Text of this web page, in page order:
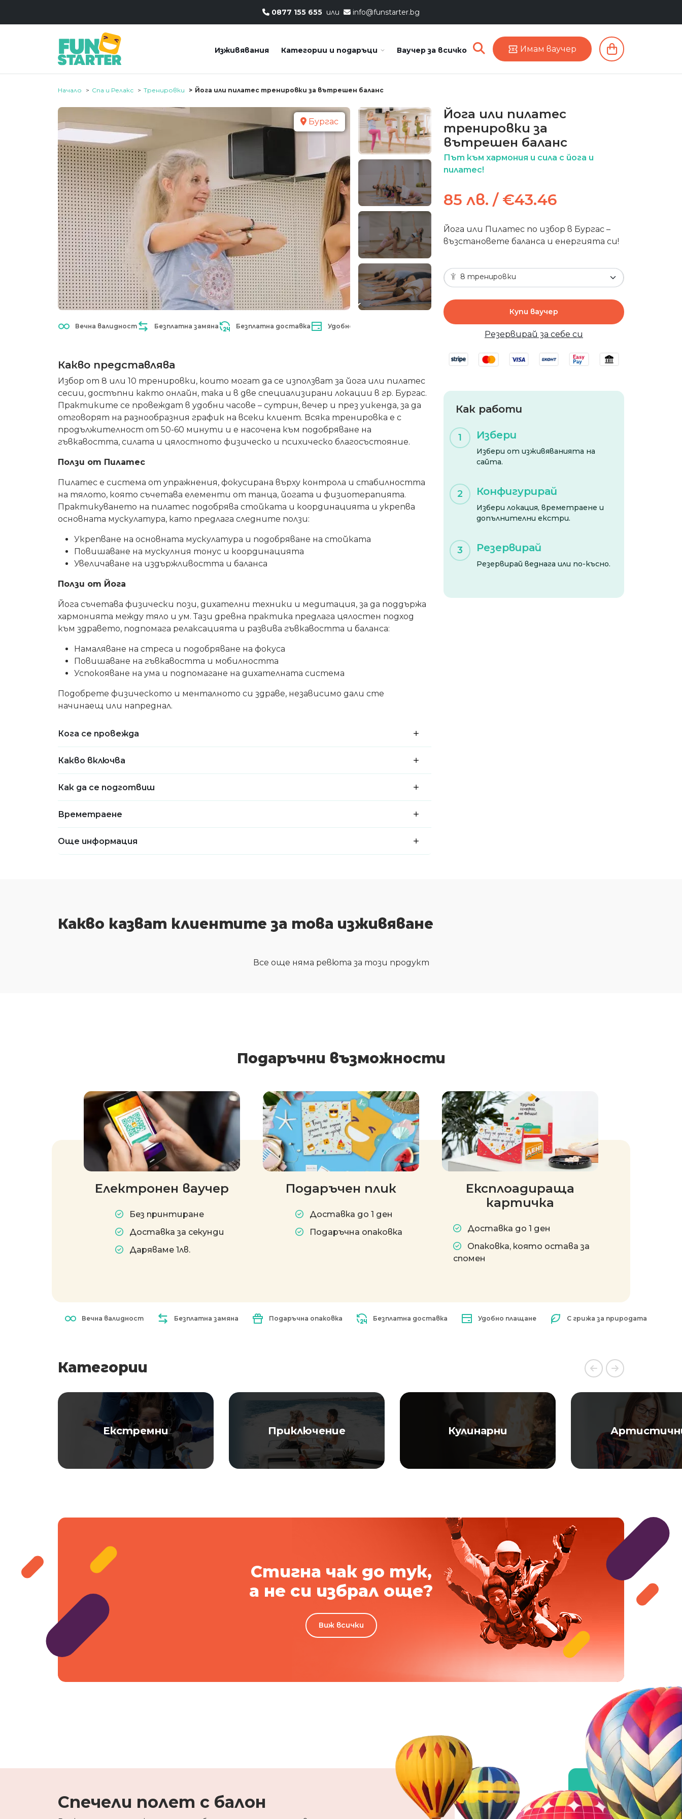
0877 155 655 или info@funstarter.bg
Изживявания Категории и подаръци Ваучер за всичко Имам ваучер
Начало Спа и Релакс Тренировки Йога или пилатес тренировки за вътрешен баланс
Бургас
Вечна валидност Безплатна замяна Безплатна доставка Удобно плащане
Какво представлява
Избор от 8 или 10 тренировки, които могат да се използват за йога или пилатес
сесии, достъпни както онлайн, така и в две специализирани локации в гр. Бургас.
Практиките се провеждат в удобни часове – сутрин, вечер и през уикенда, за да
отговорят на разнообразния график на всеки клиент. Всяка тренировка е с
продължителност от 50-60 минути и е насочена към подобряване на
гъвкавостта, силата и цялостното физическо и психическо благосъстояние.
Ползи от Пилатес
Пилатес е система от упражнения, фокусирана върху контрола и стабилността
на тялото, която съчетава елементи от танца, йогата и физиотерапията.
Практикуването на пилатес подобрява стойката и координацията и укрепва
основната мускулатура, като предлага следните ползи:
Укрепване на основната мускулатура и подобряване на стойката
Повишаване на мускулния тонус и координацията
Увеличаване на издържливостта и баланса
Ползи от Йога
Йога съчетава физически пози, дихателни техники и медитация, за да поддържа
хармонията между тяло и ум. Тази древна практика предлага цялостен подход
към здравето, подпомага релаксацията и развива гъвкавостта и баланса:
Намаляване на стреса и подобряване на фокуса
Повишаване на гъвкавостта и мобилността
Успокояване на ума и подпомагане на дихателната система
Подобрете физическото и менталното си здраве, независимо дали сте
начинаещ или напреднал.
Кога се провежда
Какво включва
Как да се подготвиш
Времетраене
Още информация
Йога или пилатес
тренировки за
вътрешен баланс
Път към хармония и сила с йога и
пилатес!
85 лв. / €43.46
Йога или Пилатес по избор в Бургас –
възстановете баланса и енергията си!
8 тренировки
Купи ваучер
Резервирай за себе си
Как работи
1 Избери
Избери от изживяванията на
сайта.
2 Конфигурирай
Избери локация, времетраене и
допълнителни екстри.
3 Резервирай
Резервирай веднага или по-късно.
Какво казват клиентите за това изживяване
Все още няма ревюта за този продукт
Подаръчни възможности
Електронен ваучер
Без принтиране
Доставка за секунди
Даряваме 1лв.
Подаръчен плик
Доставка до 1 ден
Подаръчна опаковка
Експлоадираща
картичка
Доставка до 1 ден
Опаковка, която остава за
спомен
Вечна валидност Безплатна замяна Подаръчна опаковка Безплатна доставка Удобно плащане С грижа за природата
Категории
Екстремни Приключение Кулинарни
Стигна чак до тук,
а не си избрал още?
Виж всички
Спечели полет с балон